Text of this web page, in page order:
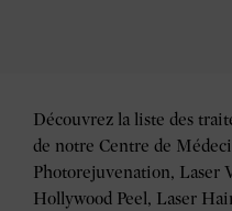
Découvrez la liste des
de notre Centre de
Photorejuvenation, Laser
Hollywood Peel, Laser